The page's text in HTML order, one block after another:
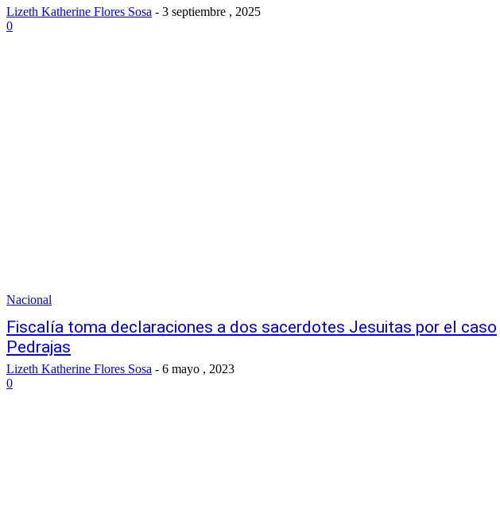
Lizeth Katherine Flores Sosa - 3 septiembre , 2025
0
Nacional
Fiscalía toma declaraciones a dos sacerdotes Jesuitas por el caso
Pedrajas
Lizeth Katherine Flores Sosa - 6 mayo , 2023
0